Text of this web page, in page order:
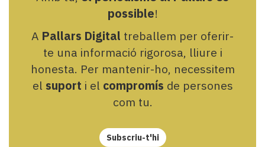
possible!
A Pallars Digital treballem per oferir-
te una informació rigorosa, lliure i
honesta. Per mantenir-ho, necessitem
el suport i el compromís de persones
com tu.
Subscriu-t'hi